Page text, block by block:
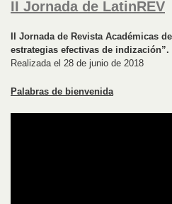
II Jornada de LatinREV
II Jornada de Revista Académicas
estrategias efectivas de indización”.
Realizada el 28 de junio de 2018
Palabras de bienvenida